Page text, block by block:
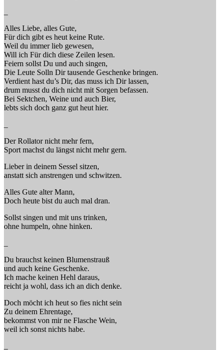
Alles Liebe, alles Gute,
Für dich gibt es heut keine Rute.
Weil du immer lieb gewesen,
Will ich Für dich diese Zeilen lesen.
Feiern sollst Du und auch singen,
Die Leute Solln Dir tausende Geschenke bringen.
Verdient hast du’s Dir, das muss ich Dir lassen,
drum musst du dich nicht mit Sorgen befassen.
Bei Sektchen, Weine und auch Bier,
lebts sich doch ganz gut heut hier.
Der Rollator nicht mehr fern,
Sport machst du längst nicht mehr gern.
Lieber in deinem Sessel sitzen,
anstatt sich anstrengen und schwitzen.
Alles Gute alter Mann,
Doch heute bist du auch mal dran.
Sollst singen und mit uns trinken,
ohne humpeln, ohne hinken.
Du brauchst keinen Blumenstrauß
und auch keine Geschenke.
Ich mache keinen Hehl daraus,
reicht ja wohl, dass ich an dich denke.
Doch möcht ich heut so fies nicht sein
Zu deinem Ehrentage,
bekommst von mir ne Flasche Wein,
weil ich sonst nichts habe.